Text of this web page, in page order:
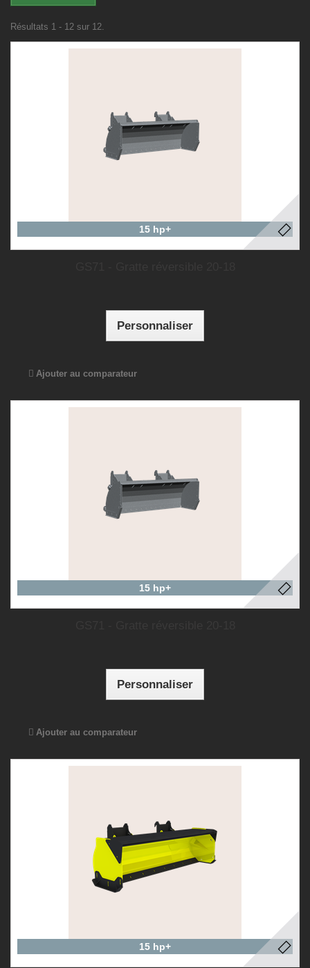
Résultats 1 - 12 sur 12.
15 hp+
Personnaliser
Ajouter au comparateur
15 hp+
Personnaliser
Ajouter au comparateur
15 hp+